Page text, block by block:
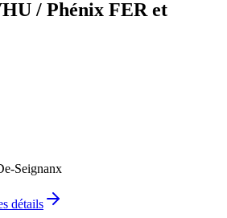
/ Phénix FER et
Seignanx
détails